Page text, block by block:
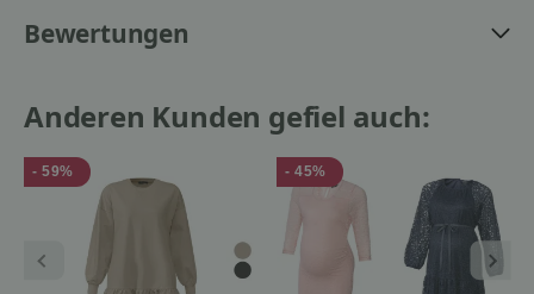
Bewertungen
Anderen Kunden gefiel auch:
- 59% - 45%